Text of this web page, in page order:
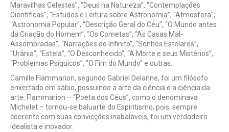
Maravilhas Celestes”, “Deus na Natureza”, “Contemplações
Científicas”, “Estudos e Leitura sobre Astronomia”, “Atmosfera”,
“Astronomia Popular”, “Descrição Geral do Céu”, “O Mundo antes
da Criação do Homem”, “Os Cometas”, “As Casas Mal-
Assombradas”, “Narrações do Infinito”, “Sonhos Estelares”,
“Urânia”, “Estela”, “O Desconhecido”, “A Morte e seus Mistérios”,
“Problemas Psíquicos”, “O Fim do Mundo” e outras.
Camille Flammarion, segundo Gabriel Delanne, foi um filósofo
enxertado em sábio, possuindo a arte da ciência e a ciência da
arte. Flammarion – “Poeta dos Céus”, como o denominava
Michelet – tornou-se baluarte do Espiritismo, pois, sempre
coerente com suas convicções inabaláveis, foi um verdadeiro
idealista e inovador.